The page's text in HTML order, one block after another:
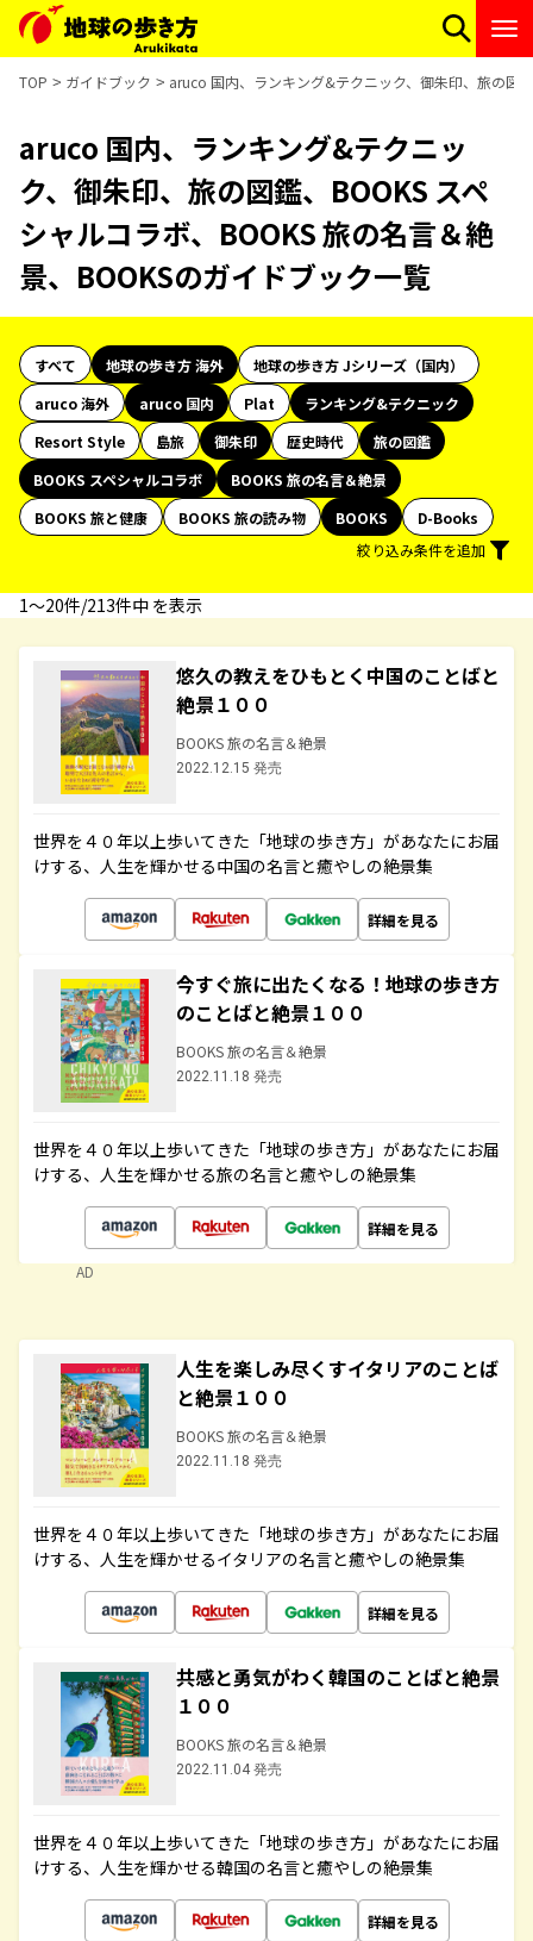
TOP ガイドブック aruco 国内、ランキング&テクニック、御朱印、旅の図
aruco 国内、ランキング&テクニッ
ク、御朱印、旅の図鑑、BOOKS スペ
シャルコラボ、BOOKS 旅の名言＆絶
景、BOOKSのガイドブック一覧
すべて 地球の歩き方 海外
地球の歩き方 Jシリーズ（国内）
aruco 海外
aruco 国内 Plat
ランキング&テクニック
Resort Style
島旅 御朱印 歴史時代
旅の図鑑
BOOKS スペシャルコラボ
BOOKS 旅の名言＆絶景
BOOKS 旅と健康
BOOKS 旅の読み物 BOOKS
D-Books
絞り込み条件を追加
1〜20件/213件中 を表示
悠久の教えをひもとく中国のことばと
絶景１００
BOOKS 旅の名言＆絶景
2022.12.15 発売
世界を４０年以上歩いてきた「地球の歩き方」があなたにお届
けする、人生を輝かせる中国の名言と癒やしの絶景集
詳細を見る
今すぐ旅に出たくなる！地球の歩き方
のことばと絶景１００
BOOKS 旅の名言＆絶景
2022.11.18 発売
世界を４０年以上歩いてきた「地球の歩き方」があなたにお届
けする、人生を輝かせる旅の名言と癒やしの絶景集
詳細を見る
AD
人生を楽しみ尽くすイタリアのことば
と絶景１００
BOOKS 旅の名言＆絶景
2022.11.18 発売
世界を４０年以上歩いてきた「地球の歩き方」があなたにお届
けする、人生を輝かせるイタリアの名言と癒やしの絶景集
詳細を見る
共感と勇気がわく韓国のことばと絶景
１００
BOOKS 旅の名言＆絶景
2022.11.04 発売
世界を４０年以上歩いてきた「地球の歩き方」があなたにお届
けする、人生を輝かせる韓国の名言と癒やしの絶景集
詳細を見る